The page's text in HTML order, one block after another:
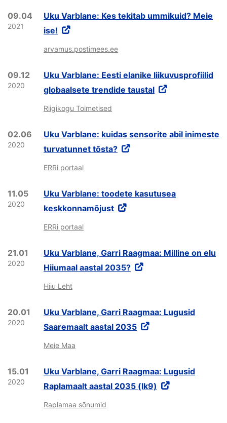
09.04
2021
Uku Varblane: Kes tekitab ummikuid? Meie
ise!
arvamus.postimees.ee
09.12
2020
Uku Varblane: Eesti elanike liikuvusprofiilid
globaalsete trendide taustal
Riigikogu Toimetised
02.06
2020
Uku Varblane: kuidas sensorite abil inimeste
turvatunnet tõsta?
ERRi portaal
11.05
2020
Uku Varblane: toodete kasutusea
keskkonnamõjust
ERRi portaal
21.01
2020
Uku Varblane, Garri Raagmaa: Milline on elu
Hiiumaal aastal 2035?
Hiiu Leht
20.01
2020
Uku Varblane, Garri Raagmaa: Lugusid
Saaremaalt aastal 2035
Meie Maa
15.01
2020
Uku Varblane, Garri Raagmaa: Lugusid
Raplamaalt aastal 2035 (lk9)
Raplamaa sõnumid